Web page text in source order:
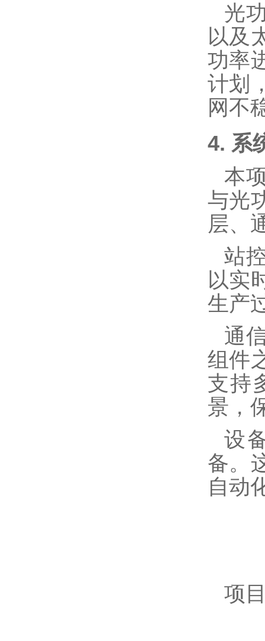
光
以及
功率
计划
网不
4. 系
本
与光
层、
站
以实
生产
通
组件
支持
景，
设
备。
自动
项